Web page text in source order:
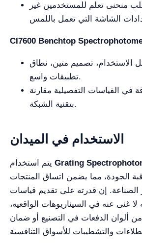
منحنى تعلم للمستخدمين غير
CI7600 Benchtop
الاستخدام، تصميم متين، نطاق
تطبيقات واسع.
في القياسات التفصيلية مقارنة
بتقنية الشبكة.
الاستخدام في الميدان
Grating
الجودة، مما يضمن اتساق المنتجات
الصناعة. إن قدرته على تقديم قياسات
لا غنى عنه في السيناريوهات الواقعية،
ألوان الدفعات في التصنيع أو ضمان